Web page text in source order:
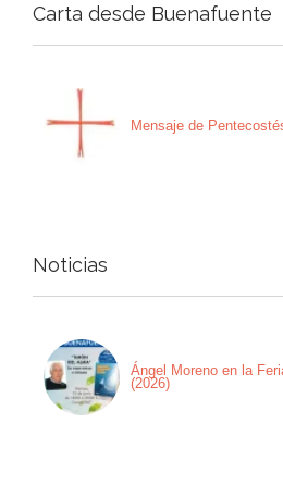
Carta desde Buenafuente
Mensaje de
Noticias
Ángel Moreno en la
(2026)